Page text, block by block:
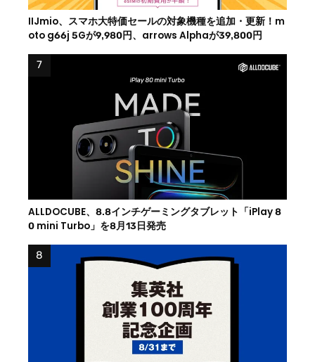
IIJmio、スマホ大特価セールの対象機種を追加・更新！m
oto g66j 5Gが9,980円、arrows Alphaが39,800円
ALLDOCUBE、8.8インチゲーミングタブレット「iPlay 8
0 mini Turbo」を8月13日発売